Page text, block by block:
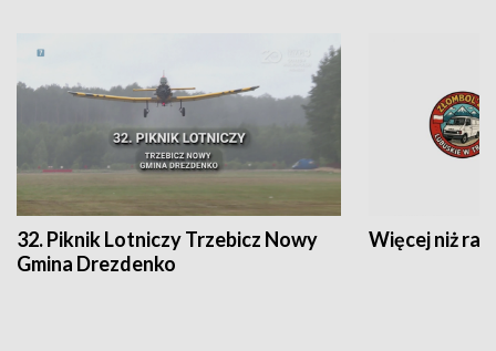
32. Piknik Lotniczy Trzebicz Nowy
Gmina Drezdenko
Więcej niż rajd